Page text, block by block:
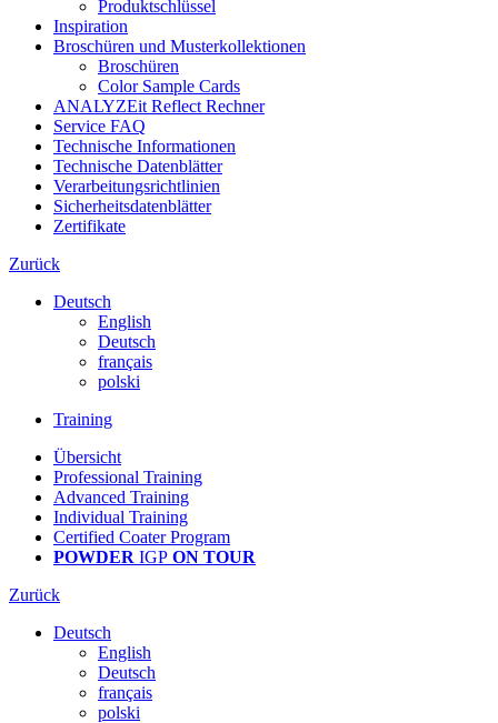
Produktschlüssel
Inspiration
Broschüren und Musterkollektionen
Broschüren
Color Sample Cards
ANALYZEit Reflect Rechner
Service FAQ
Technische Informationen
Technische Datenblätter
Verarbeitungsrichtlinien
Sicherheitsdatenblätter
Zertifikate
Zurück
Deutsch
English
Deutsch
français
polski
Training
Übersicht
Professional Training
Advanced Training
Individual Training
Certified Coater Program
POWDER IGP ON TOUR
Zurück
Deutsch
English
Deutsch
français
polski